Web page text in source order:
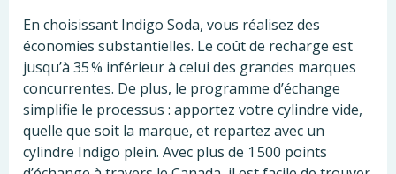
En choisissant Indigo Soda, vous réalisez des
économies substantielles. Le coût de recharge est
jusqu’à 35 % inférieur à celui des grandes marques
concurrentes. De plus, le programme d’échange
simplifie le processus : apportez votre cylindre vide,
quelle que soit la marque, et repartez avec un
cylindre Indigo plein. Avec plus de 1 500 points